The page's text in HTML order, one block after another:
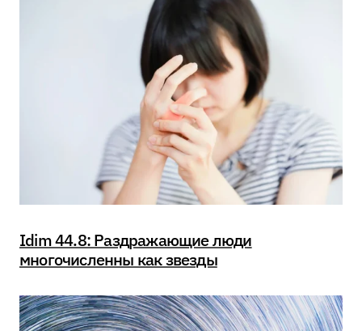
Idim 44.8: Раздражающие люди
многочисленны как звезды